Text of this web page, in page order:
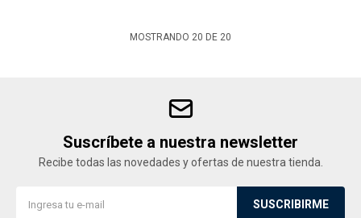
MOSTRANDO 20 DE 20
Suscríbete a nuestra newsletter
Recibe todas las novedades y ofertas de nuestra tienda.
SUSCRIBIRME